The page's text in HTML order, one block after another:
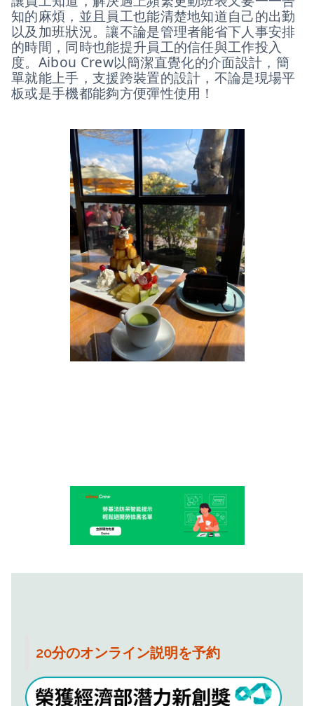
知的麻煩，並且員工也能清楚地知道自己的出勤
以及加班狀況。讓不論是管理者能省下人事安排
的時間，同時也能提升員工的信任與工作投入
度。Aibou Crew以簡潔直覺化的介面設計，簡
單就能上手，支援跨裝置的設計，不論是現場平
板或是手機都能夠方便彈性使用！
20分のオンライン説明を予約
人事管理を仕組みに任せ、現場
の手間と不安を減らします。